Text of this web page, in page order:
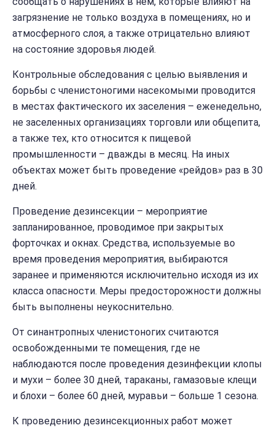
загрязнение не только воздуха в помещениях, но и
атмосферного слоя, а также отрицательно влияют
на состояние здоровья людей.
Контрольные обследования с целью выявления и
борьбы с членистоногими насекомыми проводится
в местах фактического их заселения – еженедельно,
не заселенных организациях торговли или общепита,
а также тех, кто относится к пищевой
промышленности – дважды в месяц. На иных
объектах может быть проведение «рейдов» раз в 30
дней.
Проведение дезинсекции – мероприятие
запланированное, проводимое при закрытых
форточках и окнах. Средства, используемые во
время проведения мероприятия, выбираются
заранее и применяются исключительно исходя из их
класса опасности. Меры предосторожности должны
быть выполнены неукоснительно.
От синантропных членистоногих считаются
освобожденными те помещения, где не
наблюдаются после проведения дезинфекции клопы
и мухи – более 30 дней, тараканы, гамазовые клещи
и блохи – более 60 дней, муравьи – больше 1 сезона.
К проведению дезинсекционных работ может